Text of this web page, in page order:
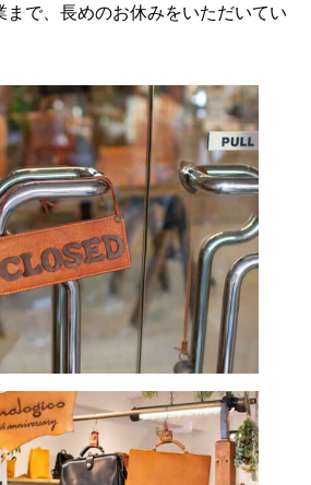
まで、長めのお休みをいただいてい